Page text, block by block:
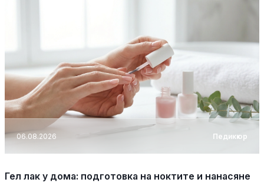
06.08.2026 Педикюр
Гел лак у дома: подготовка на ноктите и нанасяне